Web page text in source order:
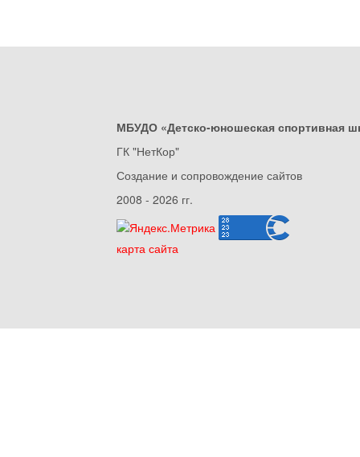
МБУДО «Детско-юношеская спортивная
ГК "НетКор"
Создание и сопровождение сайтов
2008 - 2026 гг.
карта сайта